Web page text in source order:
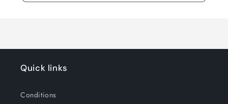
Quick links
Conditions